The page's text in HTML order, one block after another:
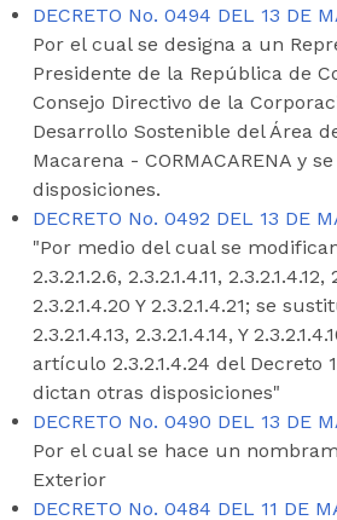
DECRETO No. 0494 DEL 13 DE
Por el cual se designa a un
Presidente de la República de
Consejo Directivo de la
Desarrollo Sostenible del Área
Macarena - CORMACARENA y
disposiciones.
DECRETO No. 0492 DEL 13 DE
"Por medio del cual se
2.3.2.1.2.6, 2.3.2.1.4.11, 2.3.2.1.4.12,
2.3.2.1.4.20 Y 2.3.2.1.4.21; se
2.3.2.1.4.13, 2.3.2.1.4.14, Y
artículo 2.3.2.1.4.24 del Decreto
dictan otras disposiciones"
DECRETO No. 0490 DEL 13 DE
Por el cual se hace un
Exterior
DECRETO No. 0484 DEL 11 DE